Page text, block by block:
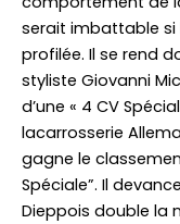
serait imbattable si
profilée. Il se rend
styliste Giovanni
d’une « 4 CV
lacarrosserie
gagne le
Spéciale”. Il
Dieppois double la